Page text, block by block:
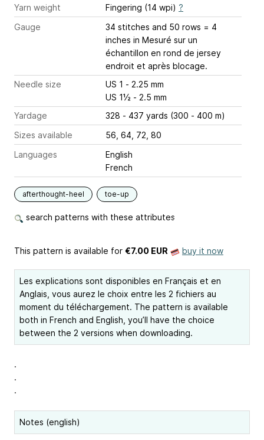
Yarn weight
Fingering (14 wpi) ?
Gauge
34 stitches and 50 rows = 4
inches in Mesuré sur un
échantillon en rond de jersey
endroit et après blocage.
Needle size
US 1 - 2.25 mm
US 1½ - 2.5 mm
Yardage
328 - 437 yards (300 - 400 m)
Sizes available
56, 64, 72, 80
Languages
English
French
afterthought-heel toe-up
search patterns with these attributes
This pattern is available for €7.00 EUR buy it now
Les explications sont disponibles en Français et en
Anglais, vous aurez le choix entre les 2 fichiers au
moment du téléchargement. The pattern is available
both in French and English, you’ll have the choice
between the 2 versions when downloading.
.
.
.
Notes (english)